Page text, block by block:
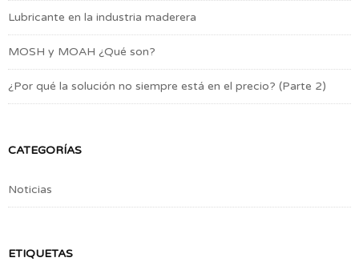
Lubricante en la industria maderera
MOSH y MOAH ¿Qué son?
¿Por qué la solución no siempre está en el precio? (Parte 2)
CATEGORÍAS
Noticias
ETIQUETAS